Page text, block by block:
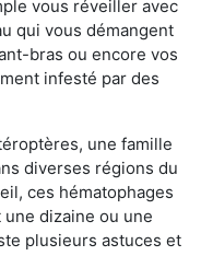
vous réveiller avec
qui vous démangent
bras ou encore vos
infesté par des
une famille
diverses régions du
ces hématophages
dizaine ou une
plusieurs astuces et